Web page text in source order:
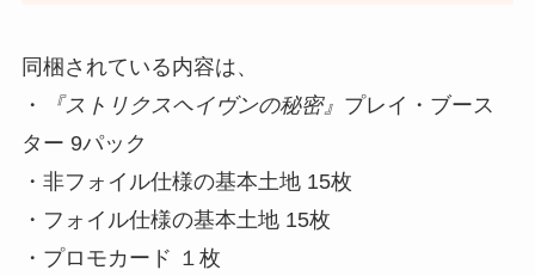
同梱されている内容は、
・
『ストリクスヘイヴンの秘密』 プレイ・ブース
ター 9パック
・非フォイル仕様の基本土地 15枚
・フォイル仕様の基本土地 15枚
・プロモカード １枚